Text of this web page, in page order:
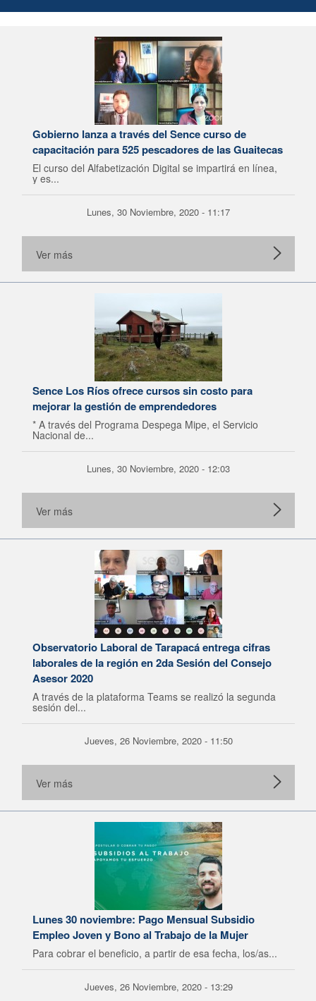
Gobierno lanza a través del Sence curso de
capacitación para 525 pescadores de las Guaitecas
El curso del Alfabetización Digital se impartirá en línea,
y es...
Lunes, 30 Noviembre, 2020 - 11:17
Ver más
Sence Los Ríos ofrece cursos sin costo para
mejorar la gestión de emprendedores
* A través del Programa Despega Mipe, el Servicio
Nacional de...
Lunes, 30 Noviembre, 2020 - 12:03
Ver más
Observatorio Laboral de Tarapacá entrega cifras
laborales de la región en 2da Sesión del Consejo
Asesor 2020
A través de la plataforma Teams se realizó la segunda
sesión del...
Jueves, 26 Noviembre, 2020 - 11:50
Ver más
Lunes 30 noviembre: Pago Mensual Subsidio
Empleo Joven y Bono al Trabajo de la Mujer
Para cobrar el beneficio, a partir de esa fecha, los/as...
Jueves, 26 Noviembre, 2020 - 13:29